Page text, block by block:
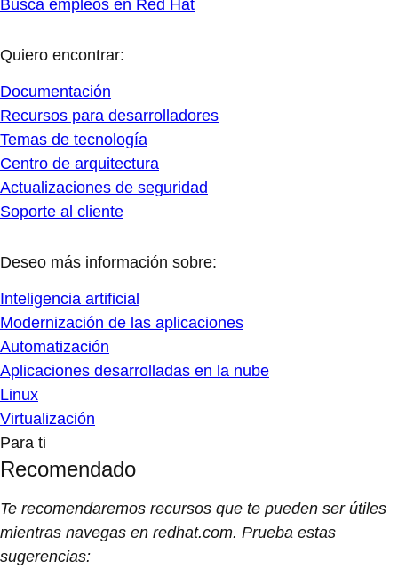
Busca empleos en Red Hat
Quiero encontrar:
Documentación
Recursos para desarrolladores
Temas de tecnología
Centro de arquitectura
Actualizaciones de seguridad
Soporte al cliente
Deseo más información sobre:
Inteligencia artificial
Modernización de las aplicaciones
Automatización
Aplicaciones desarrolladas en la nube
Linux
Virtualización
Para ti
Recomendado
Te recomendaremos recursos que te pueden ser útiles
mientras navegas en redhat.com. Prueba estas
sugerencias: